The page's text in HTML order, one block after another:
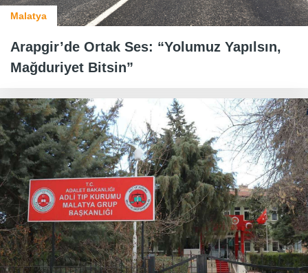
Malatya
Arapgir’de Ortak Ses: “Yolumuz Yapılsın,
Mağduriyet Bitsin”